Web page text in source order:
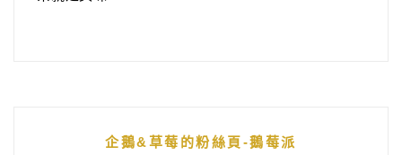
企鵝&草莓的粉絲頁-鵝莓派